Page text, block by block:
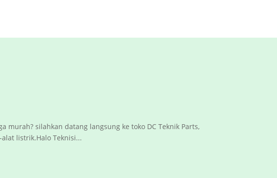
murah? silahkan datang langsung ke toko DC Teknik Parts,
listrik.Halo Teknisi...